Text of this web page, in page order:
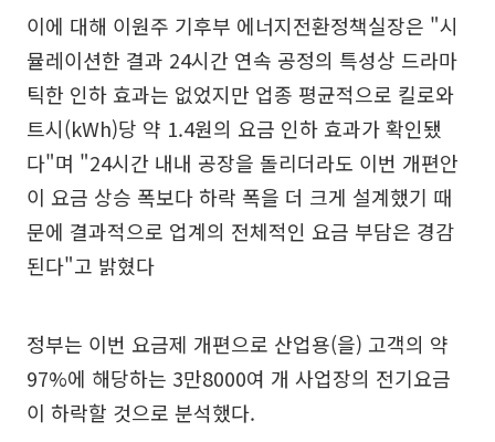
이에 대해 이원주 기후부 에너지전환정책실장은 "시
뮬레이션한 결과 24시간 연속 공정의 특성상 드라마
틱한 인하 효과는 없었지만 업종 평균적으로 킬로와
트시(kWh)당 약 1.4원의 요금 인하 효과가 확인됐
다"며 "24시간 내내 공장을 돌리더라도 이번 개편안
이 요금 상승 폭보다 하락 폭을 더 크게 설계했기 때
문에 결과적으로 업계의 전체적인 요금 부담은 경감
된다"고 밝혔다
정부는 이번 요금제 개편으로 산업용(을) 고객의 약
97%에 해당하는 3만8000여 개 사업장의 전기요금
이 하락할 것으로 분석했다.